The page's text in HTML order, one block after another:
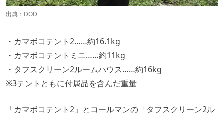
出典： DOD
・カマボコテント2……約16.1kg
・カマボコテントミニ……約11kg
・タフスクリーン2ルームハウス……約16kg
※3テントともに付属品を含んだ重量
「カマボコテント2」とコールマンの「タフスクリーン2ル